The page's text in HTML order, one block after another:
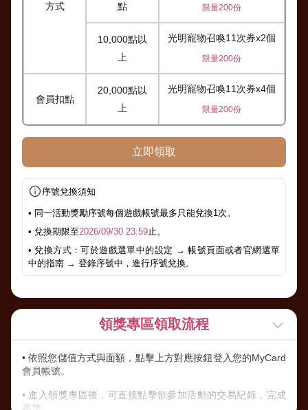
方式
點
限量200份
10,000點以
上
光明寵物召喚11次券x2個
限量200份
會員扣點
20,000點以
上
光明寵物召喚11次券x4個
限量200份
立即領取
序號兌換須知
• 同一活動獎勵序號每個遊戲帳號最多只能兌換1次。
• 兌換期限至2026/09/30 23:59止。
• 兌換方式：可於遊戲選單中的設定 → 帳號頁面或者官網選單
中的指南 → 登錄序號中，進行序號兌換。
領獎專區領取流程
• 依照您儲值方式與面額，點擊上方對應按鈕登入您的MyCard
會員帳號。
• 進入領獎專區後，可直接點擊欲參加活動的交易紀錄，完成